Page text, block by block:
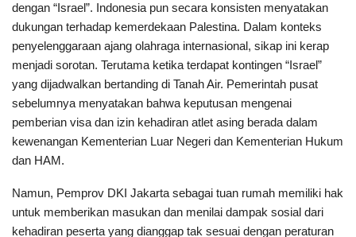
dengan “Israel”. Indonesia pun secara konsisten menyatakan
dukungan terhadap kemerdekaan Palestina. Dalam konteks
penyelenggaraan ajang olahraga internasional, sikap ini kerap
menjadi sorotan. Terutama ketika terdapat kontingen “Israel”
yang dijadwalkan bertanding di Tanah Air. Pemerintah pusat
sebelumnya menyatakan bahwa keputusan mengenai
pemberian visa dan izin kehadiran atlet asing berada dalam
kewenangan Kementerian Luar Negeri dan Kementerian Hukum
dan HAM.
Namun, Pemprov DKI Jakarta sebagai tuan rumah memiliki hak
untuk memberikan masukan dan menilai dampak sosial dari
kehadiran peserta yang dianggap tak sesuai dengan peraturan